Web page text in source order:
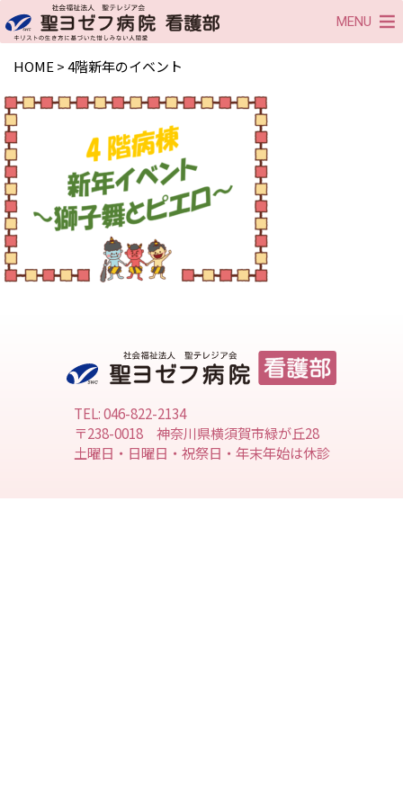
MENU
HOME >4階新年のイベント
TEL: 046-822-2134
〒238-0018 神奈川県横須賀市緑が丘28
土曜日・日曜日・祝祭日・年末年始は休診